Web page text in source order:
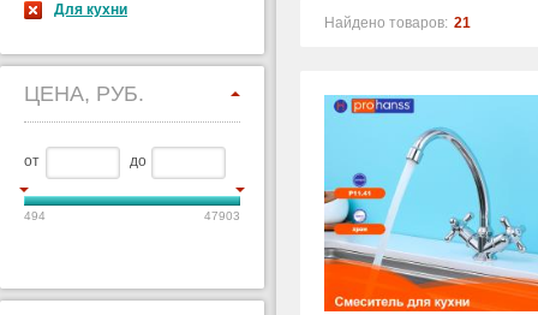
Для кухни
ЦЕНА, РУБ.
от до
494 47903
Найдено товаров: 21